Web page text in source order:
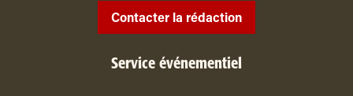
Contacter la rédaction
Service événementiel